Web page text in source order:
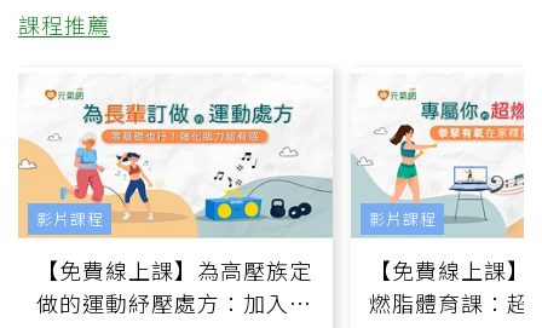
課程推薦
【免費線上課】為高壓族定
做的運動紓壓處方：加入行
影片課程
【免費線上課
燃脂體育課：超
影片課程